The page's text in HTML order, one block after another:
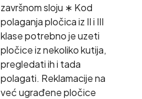
završnom sloju ∗ Kod
polaganja pločica iz II i III
klase potrebno je uzeti
pločice iz nekoliko kutija,
pregledati ih i tada
polagati. Reklamacije na
već ugrađene pločice